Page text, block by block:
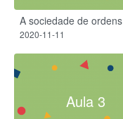
A sociedade de ordens
2020-11-11
Aula 3